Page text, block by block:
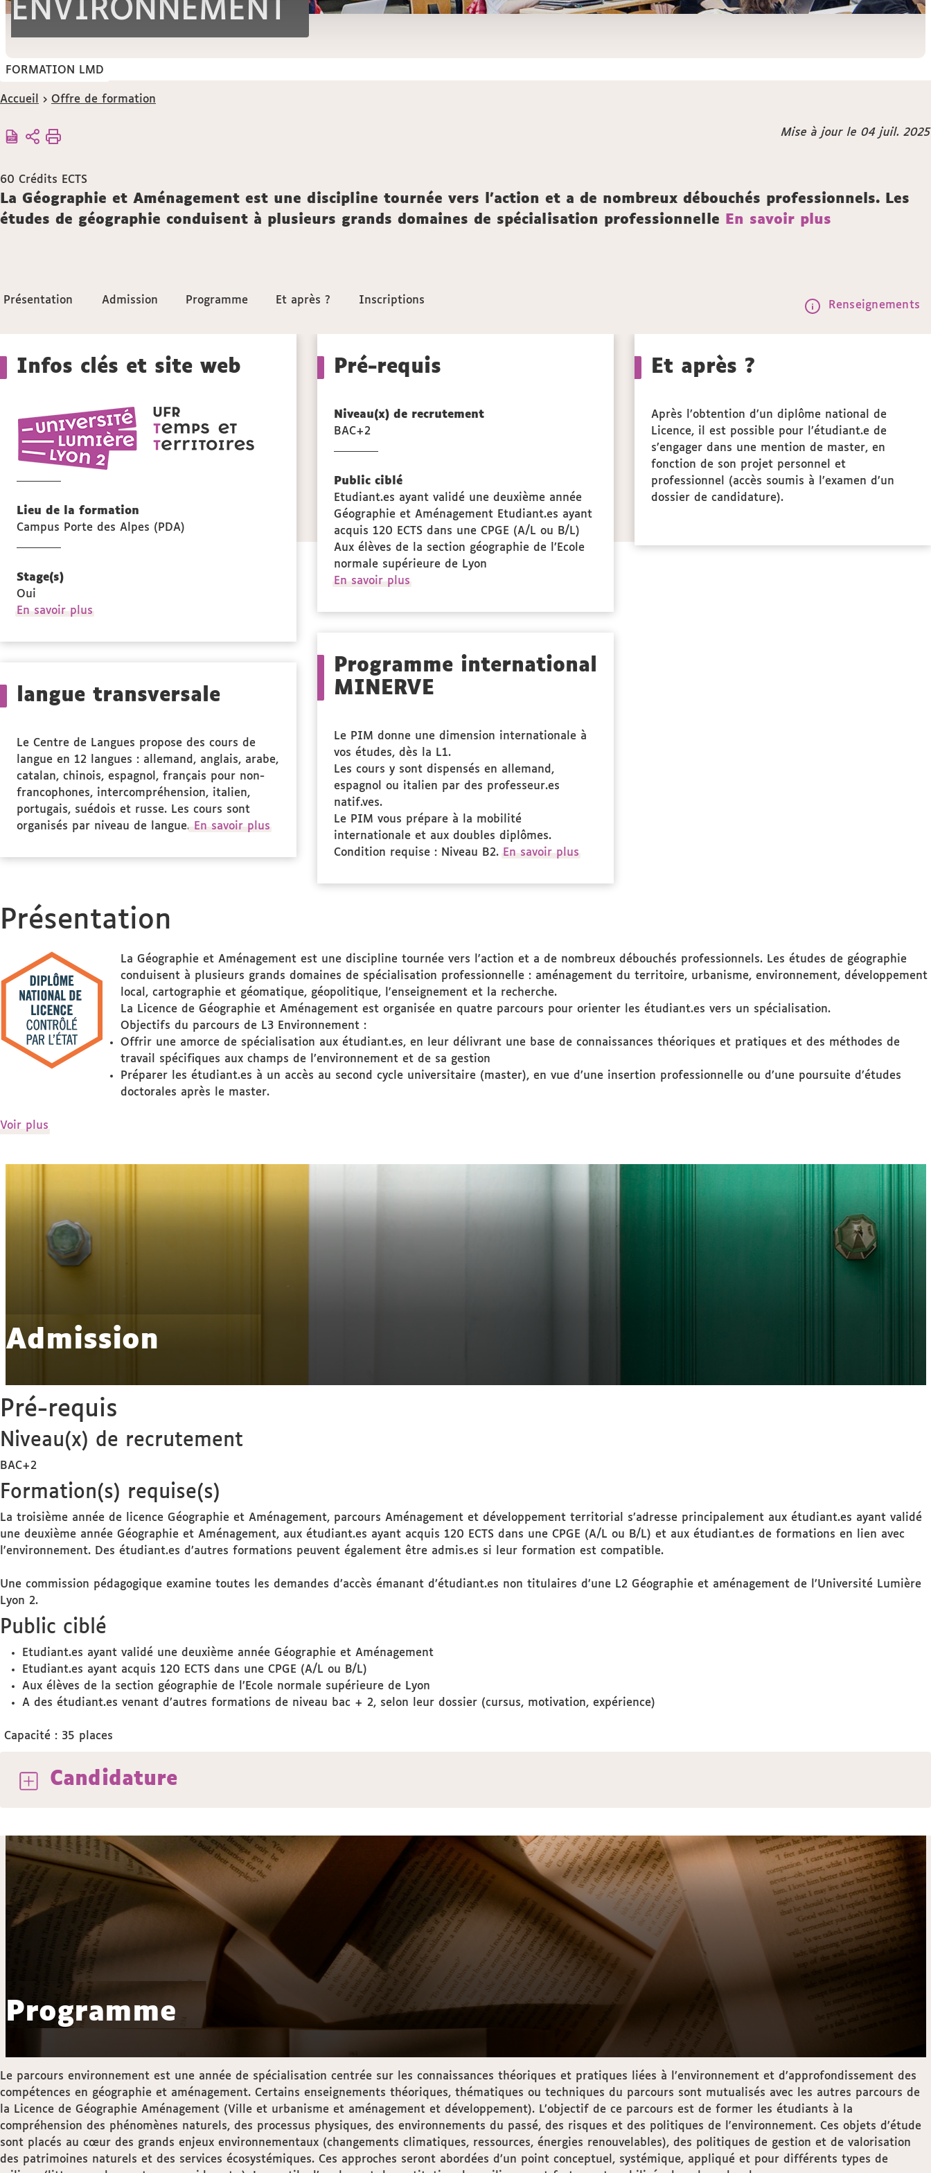
FORMATION LMD
ENVIRONNEMENT
Vous
ici :
Accueil Offre de formation
Mise à jour le 04 juil. 2025
60 Crédits ECTS
Description
La Géographie et Aménagement est une discipline tournée vers l'action et a de nombreux débouchés professionnels. Les
études de géographie conduisent à plusieurs grands domaines de spécialisation professionnelle
En savoir plus
Accéder
sections
la
fiche
Présentation
Présentation Admission
Admission Programme
Programme Et après ?
Et après ? Inscriptions
Inscriptions Renseignements
Détails
Infos clés et site web
et
Lieu de la formation
Campus Porte des Alpes (PDA)
Stage(s)
Oui
En savoir plus
des
langue transversale
Le Centre de Langues propose des cours de
langue en 12 langues : allemand, anglais, arabe,
catalan, chinois, espagnol, français pour non-
francophones, intercompréhension, italien,
portugais, suédois et russe. Les cours sont
organisés par niveau de langue.
En savoir plus
Pré-requis
Niveau(x) de recrutement
BAC+2
Public ciblé
Etudiant.es ayant validé une deuxième année
Géographie et Aménagement Etudiant.es ayant
acquis 120 ECTS dans une CPGE (A/L ou B/L)
Aux élèves de la section géographie de l’Ecole
normale supérieure de Lyon
En savoir plus
des
Programme international
MINERVE
Le PIM donne une dimension internationale à
vos études, dès la L1.
Les cours y sont dispensés en allemand,
espagnol ou italien par des professeur.es
natif.ves.
Le PIM vous prépare à la mobilité
internationale et aux doubles diplômes.
Condition requise : Niveau B2. En savoir plus
Et après ?
Après l’obtention d’un diplôme national de
Licence, il est possible pour l’étudiant.e de
s’engager dans une mention de master, en
fonction de son projet personnel et
professionnel (accès soumis à l’examen d’un
dossier de candidature).
Présentation
La Géographie et Aménagement est une discipline tournée vers l'action et a de nombreux débouchés professionnels. Les études de géographie
conduisent à plusieurs grands domaines de spécialisation professionnelle : aménagement du territoire, urbanisme, environnement, développement
local, cartographie et géomatique, géopolitique, l'enseignement et la recherche.
La Licence de Géographie et Aménagement est organisée en quatre parcours pour orienter les étudiant.es vers un spécialisation.
Objectifs du parcours de L3 Environnement :
Offrir une amorce de spécialisation aux étudiant.es, en leur délivrant une base de connaissances théoriques et pratiques et des méthodes de
travail spécifiques aux champs de l’environnement et de sa gestion
Préparer les étudiant.es à un accès au second cycle universitaire (master), en vue d’une insertion professionnelle ou d’une poursuite d’études
doctorales après le master.
Voir plus
Admission
Pré-requis
Niveau(x) de recrutement
BAC+2
Formation(s) requise(s)
La troisième année de licence Géographie et Aménagement, parcours Aménagement et développement territorial s’adresse principalement aux étudiant.es ayant validé
une deuxième année Géographie et Aménagement, aux étudiant.es ayant acquis 120 ECTS dans une CPGE (A/L ou B/L) et aux étudiant.es de formations en lien avec
l'environnement. Des étudiant.es d’autres formations peuvent également être admis.es si leur formation est compatible.
Une commission pédagogique examine toutes les demandes d’accès émanant d’étudiant.es non titulaires d’une L2 Géographie et aménagement de l’Université Lumière
Lyon 2.
Public ciblé
Etudiant.es ayant validé une deuxième année Géographie et Aménagement
Etudiant.es ayant acquis 120 ECTS dans une CPGE (A/L ou B/L)
Aux élèves de la section géographie de l’Ecole normale supérieure de Lyon
A des étudiant.es venant d’autres formations de niveau bac + 2, selon leur dossier (cursus, motivation, expérience)
Capacité : 35 places
Candidature
Programme
Le parcours environnement est une année de spécialisation centrée sur les connaissances théoriques et pratiques liées à l’environnement et d’approfondissement des
compétences en géographie et aménagement. Certains enseignements théoriques, thématiques ou techniques du parcours sont mutualisés avec les autres parcours de
la Licence de Géographie Aménagement (Ville et urbanisme et aménagement et développement). L’objectif de ce parcours est de former les étudiants à la
compréhension des phénomènes naturels, des processus physiques, des environnements du passé, des risques et des politiques de l'environnement. Ces objets d’étude
sont placés au cœur des grands enjeux environnementaux (changements climatiques, ressources, énergies renouvelables), des politiques de gestion et de valorisation
des patrimoines naturels et des services écosystémiques. Ces approches seront abordées d’un point conceptuel, systémique, appliqué et pour différents types de